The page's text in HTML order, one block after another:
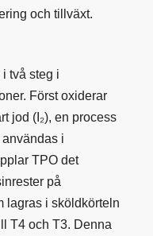
och tillväxt.
två steg i
Först oxiderar
jod (I₂), en process
i
TPO det
på
lagras i sköldkörteln
T4 och T3. Denna